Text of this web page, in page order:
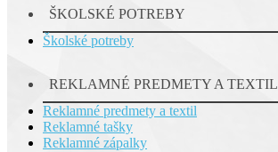
ŠKOLSKÉ POTREBY
Školské potreby
REKLAMNÉ PREDMETY A TEXTIL
Reklamné predmety a textil
Reklamné tašky
Reklamné zápalky